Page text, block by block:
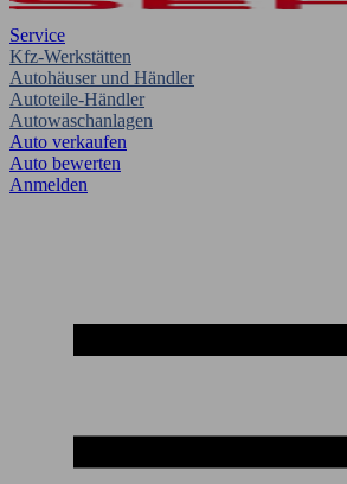
Service
Kfz-Werkstätten
Autohäuser und Händler
Autoteile-Händler
Autowaschanlagen
Auto verkaufen
Auto bewerten
Anmelden